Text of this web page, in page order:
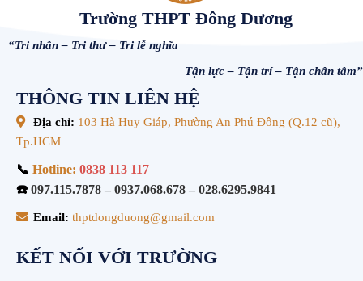
Trường THPT Đông Dương
“Tri nhân – Tri thư – Tri lễ nghĩa
Tận lực – Tận trí – Tận chân tâm”
THÔNG TIN LIÊN HỆ
Địa chỉ: 103 Hà Huy Giáp, Phường An Phú Đông (Q.12 cũ),
Tp.HCM
📞 Hotline: 0838 113 117
☎️ 097.115.7878–0937.068.678–028.6295.9841
Email: thptdongduong@gmail.com
KẾT NỐI VỚI TRƯỜNG